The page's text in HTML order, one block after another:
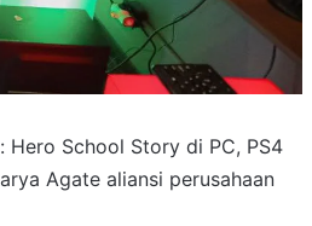
Hero School Story di PC, PS4
Agate aliansi perusahaan